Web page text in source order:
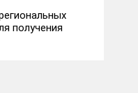
получения